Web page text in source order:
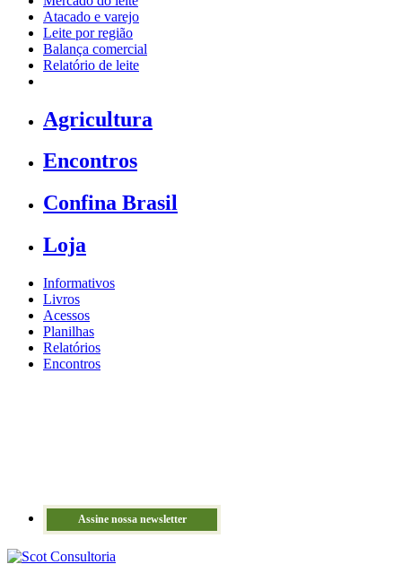
Atacado e varejo
Leite por região
Balança comercial
Relatório de leite
Agricultura
Encontros
Confina Brasil
Loja
Informativos
Livros
Acessos
Planilhas
Relatórios
Encontros
Assine nossa newsletter